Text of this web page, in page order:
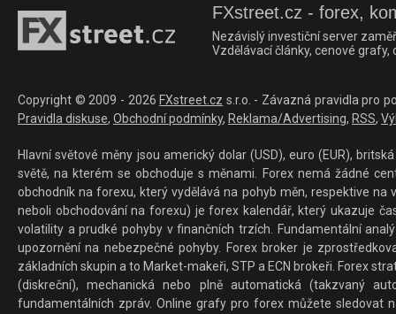
FXstreet.cz - forex,
Nezávislý investiční server
Vzdělávací články, cenové
Copyright © 2009 - 2026 FXstreet.cz s.r.o. - Závazná pravidla pro
Pravidla diskuse, Obchodní podmínky, Reklama/Advertising, RSS,
Hlavní světové měny jsou americký dolar (USD), euro (EUR),
světě, na kterém se obchoduje s měnami. Forex nemá žádné
obchodník na forexu, který vydělává na pohyb měn, respektive
neboli obchodování na forexu) je forex kalendář, který ukazuje
volatility a prudké pohyby v finančních trzích. Fundamentální
upozornění na nebezpečné pohyby. Forex broker je
základních skupin a to Market-makeři, STP a ECN brokeři. Forex
(diskreční), mechanická nebo plně automatická (takzvaný
fundamentálních zpráv. Online grafy pro forex můžete sledovat